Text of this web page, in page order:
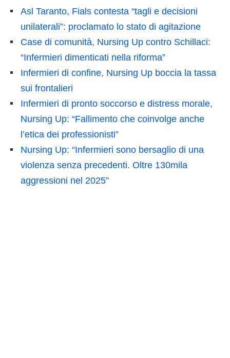
Asl Taranto, Fials contesta “tagli e decisioni
unilaterali”: proclamato lo stato di agitazione
Case di comunità, Nursing Up contro Schillaci:
“Infermieri dimenticati nella riforma”
Infermieri di confine, Nursing Up boccia la tassa
sui frontalieri
Infermieri di pronto soccorso e distress morale,
Nursing Up: “Fallimento che coinvolge anche
l’etica dei professionisti”
Nursing Up: “Infermieri sono bersaglio di una
violenza senza precedenti. Oltre 130mila
aggressioni nel 2025”